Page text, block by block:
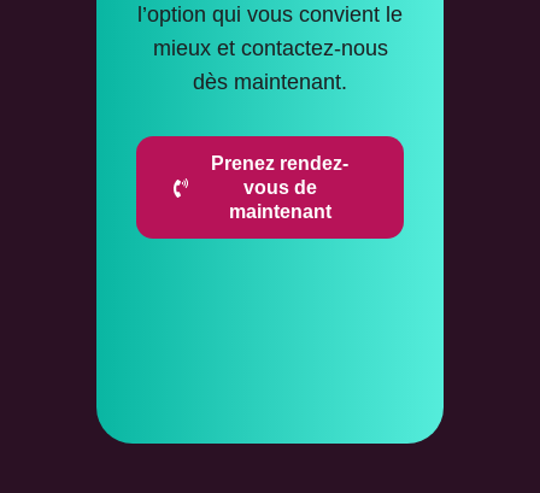
l’option qui vous convient le
mieux et contactez-nous
dès maintenant.
Prenez rendez-
vous de
maintenant